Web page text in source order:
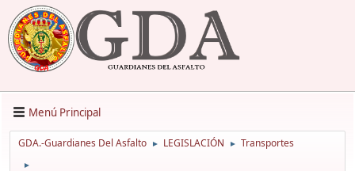
Menú Principal
GDA.-Guardianes Del Asfalto ► LEGISLACIÓN ► Transportes
►